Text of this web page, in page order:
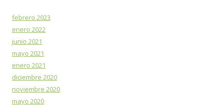
febrero 2023
enero 2022
junio 2021
mayo 2021
enero 2021
diciembre 2020
noviembre 2020
mayo 2020